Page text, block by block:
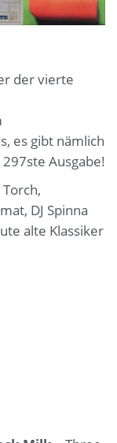
der vierte
es gibt nämlich
Ausgabe!
DJ Spinna
alte Klassiker